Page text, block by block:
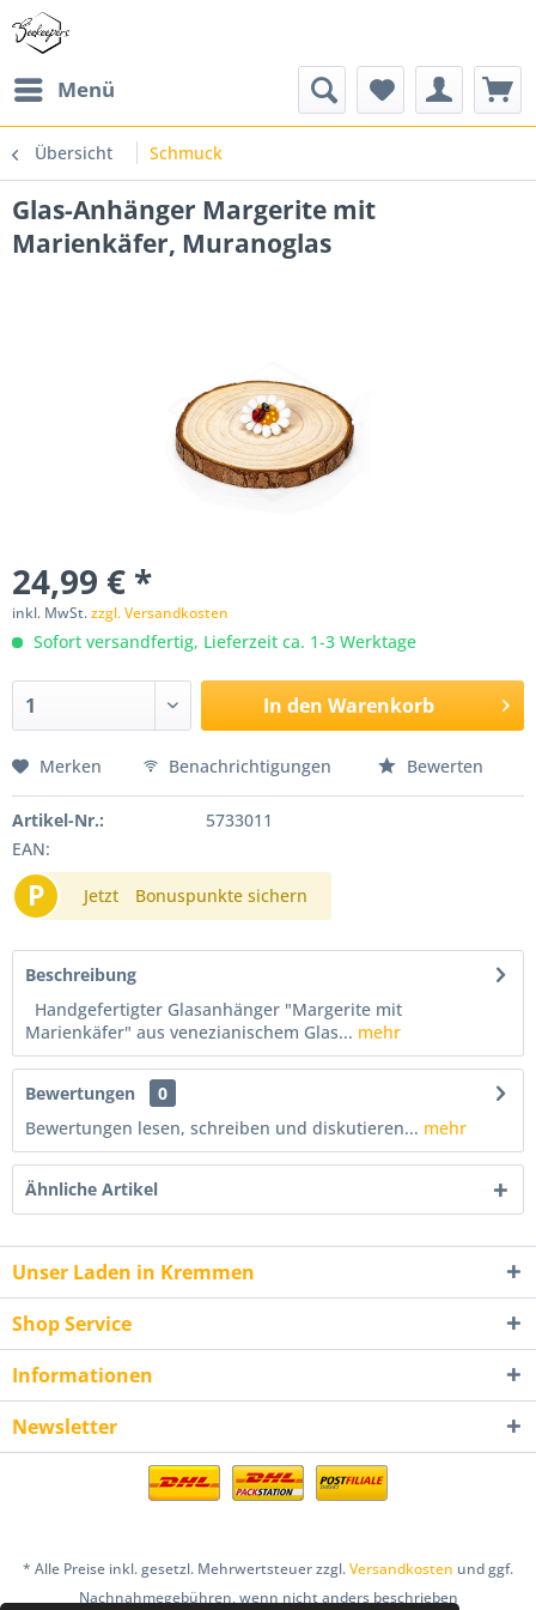
Menü
Übersicht Schmuck
Glas-Anhänger Margerite mit
Marienkäfer, Muranoglas
24,99 € *
inkl. MwSt.zzgl. Versandkosten
Sofort versandfertig, Lieferzeit ca. 1-3 Werktage
In den Warenkorb
Merken Benachrichtigungen Bewerten
Artikel-Nr.:
5733011
EAN:
P Jetzt Bonuspunkte sichern
Beschreibung
Handgefertigter Glasanhänger "Margerite mit
Marienkäfer" aus venezianischem Glas... mehr
Bewertungen
0
Bewertungen lesen, schreiben und diskutieren... mehr
Ähnliche Artikel
Unser Laden in Kremmen
Shop Service
Informationen
Newsletter
* Alle Preise inkl. gesetzl. Mehrwertsteuer zzgl.Versandkosten und ggf.
Nachnahmegebühren, wenn nicht anders beschrieben